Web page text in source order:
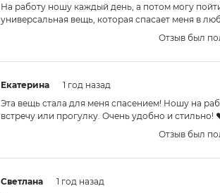
На работу ношу каждый день, а потом могу
универсальная вещь, которая спасает меня в
Отзыв был
Екатерина
1 год назад
Эта вещь стала для меня спасением! Ношу на
встречу или прогулку. Очень удобно и стильно!
Отзыв был
Светлана
1 год назад